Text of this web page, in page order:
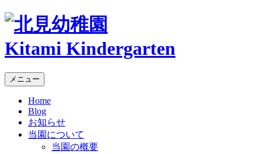
Kitami Kindergarten
メニュー
Home
Blog
お知らせ
当園について
当園の概要